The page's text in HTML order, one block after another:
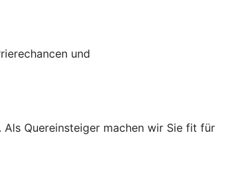
und
Quereinsteiger machen wir Sie fit für